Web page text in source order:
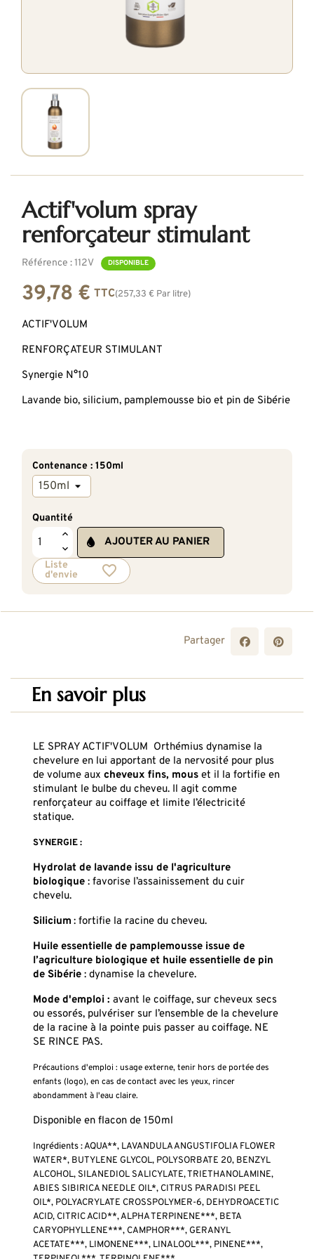
actif'volum spray
renforçateur stimulant
Référence : 112V DISPONIBLE
39,78 € TTC(257,33 € Par litre)
ACTIF'VOLUM
RENFORÇATEUR STIMULANT
Synergie N°10
Lavande bio, silicium, pamplemousse bio et pin de Sibérie
Contenance : 150ml
Quantité
AJOUTER AU PANIER
favorite_border
Partager
En savoir plus
LE SPRAY ACTIF'VOLUM Orthémius dynamise la
chevelure en lui apportant de la nervosité pour plus
de volume aux cheveux fins, mous et il la fortifie en
stimulant le bulbe du cheveu. Il agit comme
renforçateur au coiffage et limite l’électricité
statique.
SYNERGIE :
Hydrolat de lavande issu de l'agriculture
biologique : favorise l’assainissement du cuir
chevelu.
Silicium : fortifie la racine du cheveu.
Huile essentielle de pamplemousse issue de
l’agriculture biologique et huile essentielle de pin
de Sibérie : dynamise la chevelure.
Mode d'emploi : avant le coiffage, sur cheveux secs
ou essorés, pulvériser sur l’ensemble de la chevelure
de la racine à la pointe puis passer au coiffage. NE
SE RINCE PAS.
Précautions d'emploi : usage externe, tenir hors de portée des
enfants (logo), en cas de contact avec les yeux, rincer
abondamment à l'eau claire.
Disponible en flacon de 150ml
Ingrédients : AQUA**, LAVANDULA ANGUSTIFOLIA FLOWER
WATER*, BUTYLENE GLYCOL, POLYSORBATE 20, BENZYL
ALCOHOL, SILANEDIOL SALICYLATE, TRIETHANOLAMINE,
ABIES SIBIRICA NEEDLE OIL*, CITRUS PARADISI PEEL
OIL*, POLYACRYLATE CROSSPOLYMER-6, DEHYDROACETIC
ACID, CITRIC ACID**, ALPHA TERPINENE***, BETA
CARYOPHYLLENE***, CAMPHOR***, GERANYL
ACETATE***, LIMONENE***, LINALOOL***, PINENE***,